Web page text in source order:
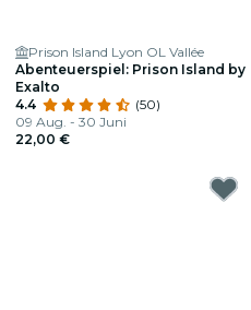
Prison Island Lyon OL Vallée
Abenteuerspiel: Prison Island by
Exalto
4.4
(50)
09 Aug. - 30 Juni
22,00 €